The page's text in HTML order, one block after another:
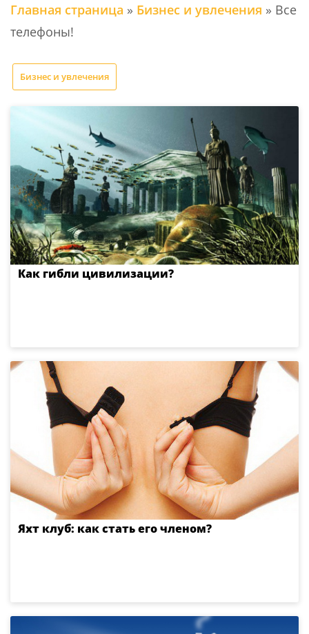
Главная страница » Бизнес и увлечения » Все
телефоны!
Бизнес и увлечения
Как гибли цивилизации?
Яхт клуб: как стать его членом?